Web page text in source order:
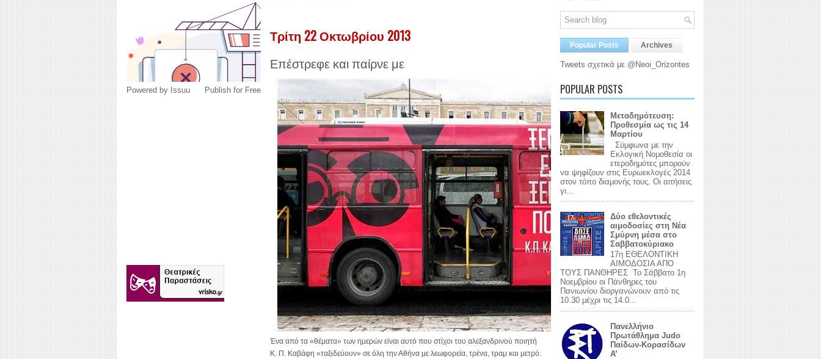
Powered by Issuu Publish for Free
Τρίτη 22 Οκτωβρίου 2013
Επέστρεφε και παίρνε με
Ένα από τα «θέματα» των ημερών είναι αυτό που στίχοι του αλεξανδρινού ποιητή
Κ. Π. Καβάφη «ταξιδεύουν» σε όλη την Αθήνα με λεωφορεία, τρένα, τραμ και μετρό.
Popular Posts Archives
Tweets σχετικά με @Neoi_Orizontes
POPULAR POSTS
Μεταδημότευση:
Προθεσμία ως τις 14
Μαρτίου
Σύμφωνα με την
Εκλογική Νομοθεσία οι
ετεροδημότες μπορούν
να ψηφίζουν στις Ευρωεκλογές 2014
στον τόπο διαμονής τους. Οι αιτήσεις
γι...
Δύο εθελοντικές
αιμοδοσίες στη Νέα
Σμύρνη μέσα στο
Σαββατοκύριακο
17η ΕΘΕΛΟΝΤΙΚΗ
ΑΙΜΟΔΟΣΙΑ ΑΠΟ
ΤΟΥΣ ΠΑΝΘΗΡΕΣ Το Σάββατο 1η
Νοεμβρίου οι Πάνθηρες του
Πανιωνίου διοργανώνουν από τις
10.30 μέχρι τις 14.0...
Πανελλήνιο
Πρωτάθλημα Judo
Παίδων-Κορασίδων
Α’